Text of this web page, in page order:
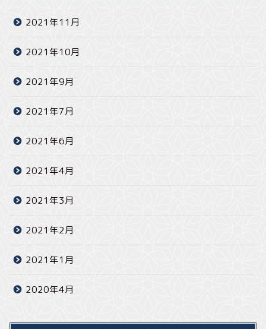
2021年11月
2021年10月
2021年9月
2021年7月
2021年6月
2021年4月
2021年3月
2021年2月
2021年1月
2020年4月